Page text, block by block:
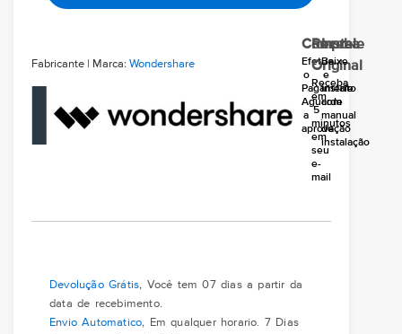
Devolução Grátis, Você tem 07 dias a partir da
data de recebimento.
Envio Automatico, Em qualquer horario. 7 Dias
Fabricante | Marca: Wondershare
Compre
Efetue
o
Pagamento
Aguarde
a
aprovação
Receba
Original
Receba
em
5
minutos
em
seu
e-
mail
Instale
Baixe
e
instale
com
manual
de
instalação